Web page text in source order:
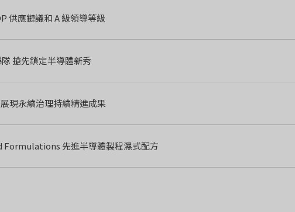
供應鏈議和 A 級領導等級
搶先鎖定半導體新秀
現永續治理持續精進成果
Formulations 先進半導體製程濕式配方